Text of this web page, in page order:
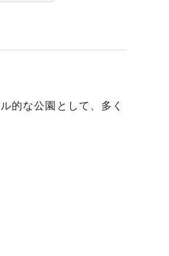
的な公園として、多く